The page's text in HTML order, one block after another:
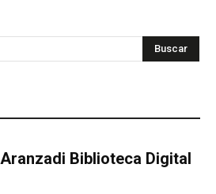
Buscar
Aranzadi Biblioteca Digital